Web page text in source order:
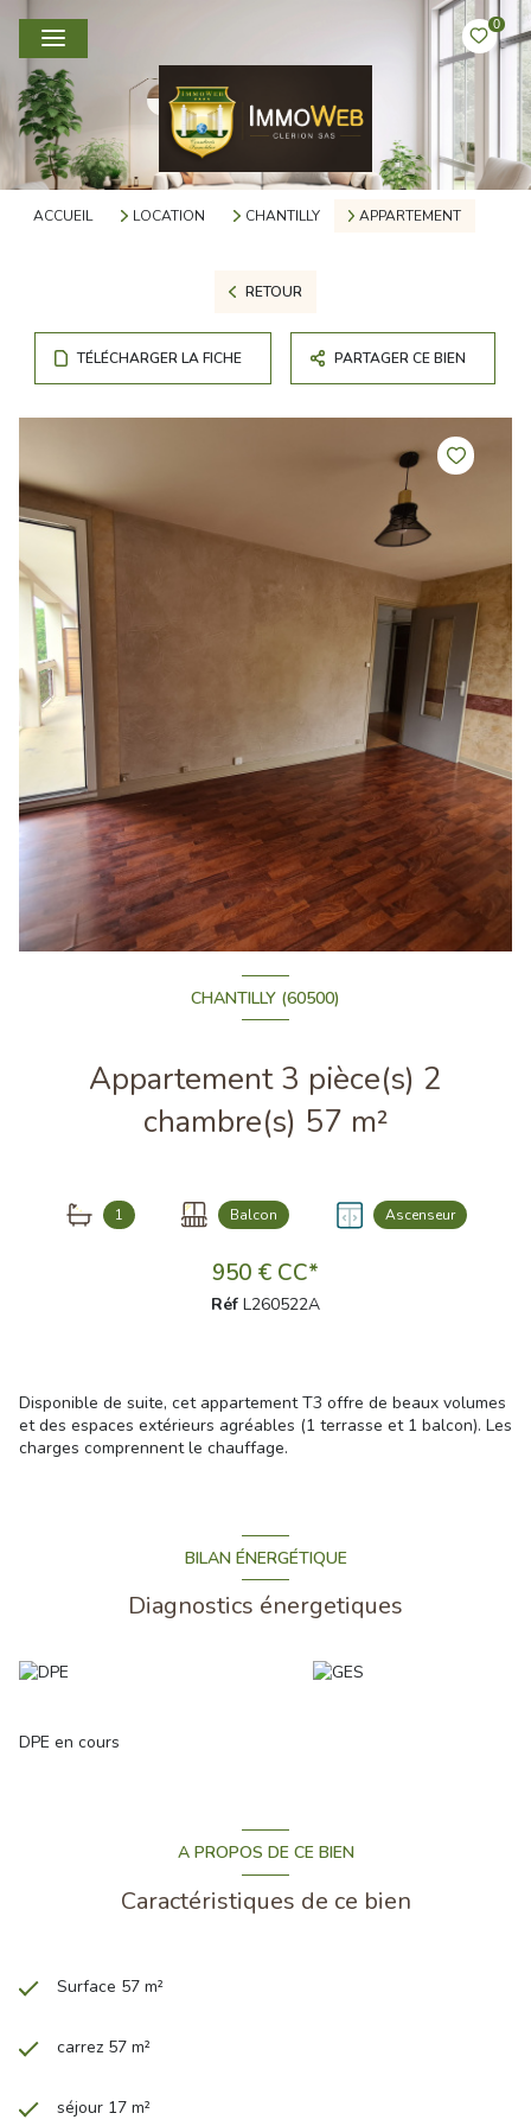
0
ACCUEIL LOCATION CHANTILLY APPARTEMENT
RETOUR
TÉLÉCHARGER LA FICHE PARTAGER CE BIEN
CHANTILLY (60500)
Appartement 3 pièce(s) 2
chambre(s) 57 m²
1 Balcon Ascenseur
950 € CC*
Réf L260522A
Disponible de suite, cet appartement T3 offre de beaux volumes
et des espaces extérieurs agréables (1 terrasse et 1 balcon). Les
charges comprennent le chauffage.
BILAN ÉNERGÉTIQUE
Diagnostics énergetiques
DPE en cours
A PROPOS DE CE BIEN
Caractéristiques de ce bien
Surface 57 m²
carrez 57 m²
séjour 17 m²